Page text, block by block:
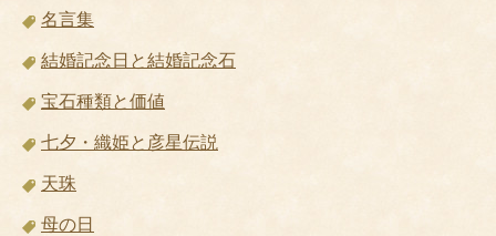
名言集
結婚記念日と結婚記念石
宝石種類と価値
七夕・織姫と彦星伝説
天珠
母の日